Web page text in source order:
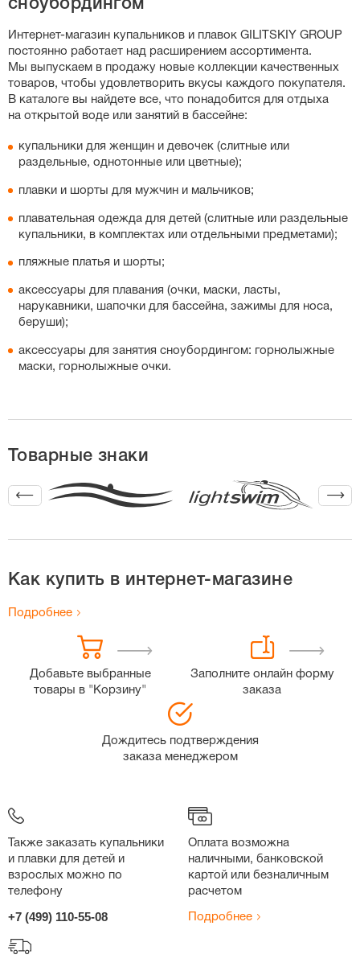
слитных купальников, особенно спортивных моделей с
если у вас высокий рост, выбирайте больший размер,
чтобы бретели не врезались в плечи. Вы также можете
свериться с нашей точной таблицей размеров на
странице каждого товара.
сноубордингом
Интернет-магазин купальников и плавок GILITSKIY GROUP
постоянно работает над расширением ассортимента.
Мы выпускаем в продажу новые коллекции качественных
товаров, чтобы удовлетворить вкусы каждого покупателя.
В каталоге вы найдете все, что понадобится для отдыха
на открытой воде или занятий в бассейне:
купальники для женщин и девочек (слитные или
раздельные, однотонные или цветные);
плавки и шорты для мужчин и мальчиков;
плавательная одежда для детей (слитные или раздельные
купальники, в комплектах или отдельными предметами);
пляжные платья и шорты;
аксессуары для плавания (очки, маски, ласты,
нарукавники, шапочки для бассейна, зажимы для носа,
беруши);
аксессуары для занятия сноубордингом: горнолыжные
маски, горнолыжные очки.
Товарные знаки
Как купить в интернет-магазине
Подробнее
Добавьте выбранные
товары в "Корзину"
Заполните онлайн форму
заказа
Дождитесь подтверждения
заказа менеджером
Также заказать купальники
и плавки для детей и
взрослых можно по
телефону
+7 (499) 110-55-08
Оплата возможна
наличными, банковской
картой или безналичным
расчетом
Подробнее